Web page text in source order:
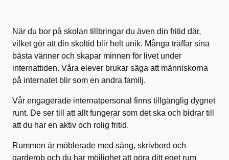
När du bor på skolan tillbringar du även din fritid där,
vilket gör att din skoltid blir helt unik. Många träffar sina
bästa vänner och skapar minnen för livet under
internattiden. Våra elever brukar säga att människorna
på internatet blir som en andra familj.
Vår engagerade internatpersonal finns tillgänglig dygnet
runt. De ser till att allt fungerar som det ska och bidrar till
att du har en aktiv och rolig fritid.
Rummen är möblerade med säng, skrivbord och
garderob och du har möjlighet att göra ditt eget rum